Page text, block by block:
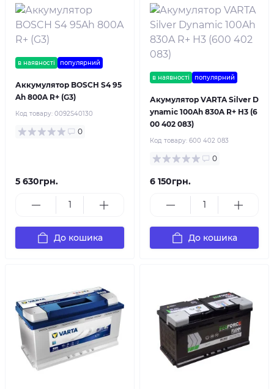
в наявності популярний
Аккумулятор BOSCH S4 95
Ah 800A R+ (G3)
Код товару: 0092S40130
0
5 630грн.
До кошика
в наявності популярний
Акумулятор VARTA Silver D
ynamic 100Ah 830A R+ H3 (6
00 402 083)
Код товару: 600 402 083
0
6 150грн.
До кошика